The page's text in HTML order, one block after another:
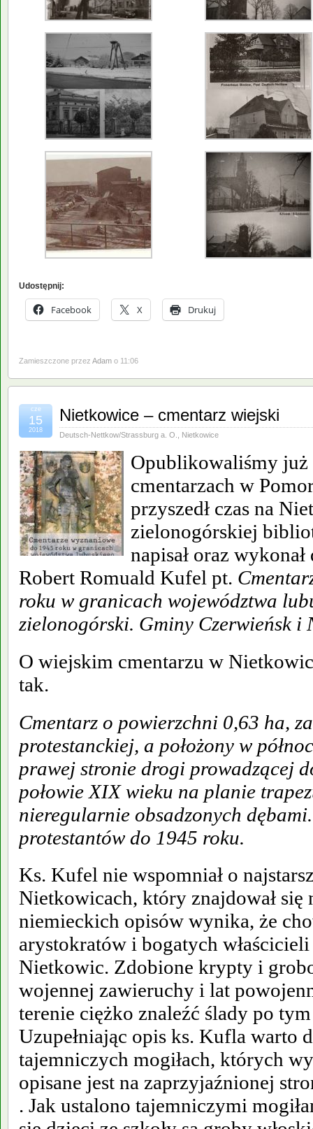
Udostępnij:
Facebook X Drukuj
Zamieszczone przez Adam o 11:06
Nietkowice – cmentarz wiejski
Deutsch-Nettkow/Strassburg a. O. Nietkowice
cze
15
2018
Opublikowaliśmy już
cmentarzach w
przyszedł czas na
zielonogórskiej
napisał oraz
Robert Romuald Kufel pt.
roku w granicach województwa
zielonogórski. Gminy Czerwieńsk i
O wiejskim cmentarzu w
tak.
Cmentarz o powierzchni 0,63 ha,
protestanckiej, a położony w
prawej stronie drogi prowadzącej
połowie XIX wieku na planie
nieregularnie obsadzonych
protestantów do 1945 roku.
Ks. Kufel nie wspomniał o
Nietkowicach, który znajdował się
niemieckich opisów wynika, że
arystokratów i bogatych
Nietkowic. Zdobione krypty i
wojennej zawieruchy i lat
terenie ciężko znaleźć ślady po
Uzupełniając opis ks. Kufla warto
tajemniczych mogiłach, których
opisane jest na zaprzyjaźnionej
. Jak ustalono tajemniczymi